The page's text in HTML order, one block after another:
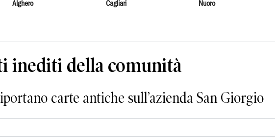
Alghero Cagliari Nuoro
inediti della comunità
carte antiche sull’azienda San Giorgio